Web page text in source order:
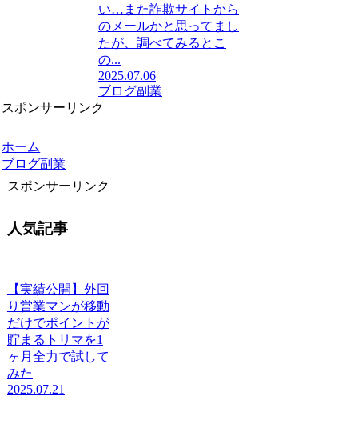
い…また詐欺サイトから
のメールかと思ってまし
たが、調べてみるとこ
の...
2025.07.06
ブログ副業
スポンサーリンク
ホーム
ブログ副業
スポンサーリンク
人気記事
【実績公開】外回
り営業マンが移動
だけでポイントが
貯まるトリマを1
ヶ月全力で試して
みた
2025.07.21